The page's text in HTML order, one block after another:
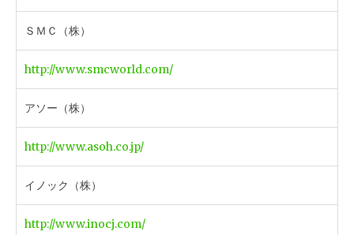
ＳＭＣ（株）
http://www.smcworld.com/
アソー（株）
http://www.asoh.co.jp/
イノック（株）
http://www.inocj.com/